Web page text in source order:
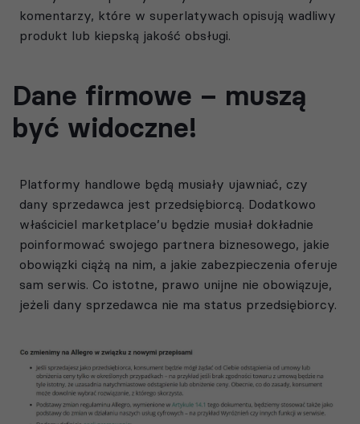
komentarzy, które w superlatywach opisują wadliwy
produkt lub kiepską jakość obsługi.
Dane firmowe – muszą
być widoczne!
Platformy handlowe będą musiały ujawniać, czy
dany sprzedawca jest przedsiębiorcą. Dodatkowo
właściciel marketplace’u będzie musiał dokładnie
poinformować swojego partnera biznesowego, jakie
obowiązki ciążą na nim, a jakie zabezpieczenia oferuje
sam serwis. Co istotne, prawo unijne nie obowiązuje,
jeżeli dany sprzedawca nie ma status przedsiębiorcy.